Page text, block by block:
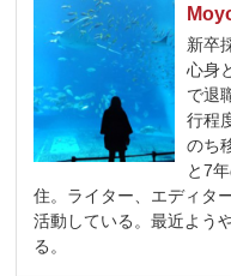
新卒
心身
で退
行程
のち
と7
住。ライター、エディタ
活動している。最近よう
る。